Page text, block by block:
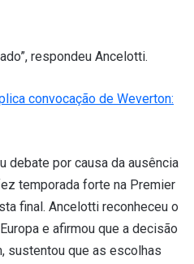
respondeu Ancelotti.
convocação de Weverton:
debate por causa da ausência
temporada forte na Premier
final. Ancelotti reconheceu o
e afirmou que a decisão
sustentou que as escolhas